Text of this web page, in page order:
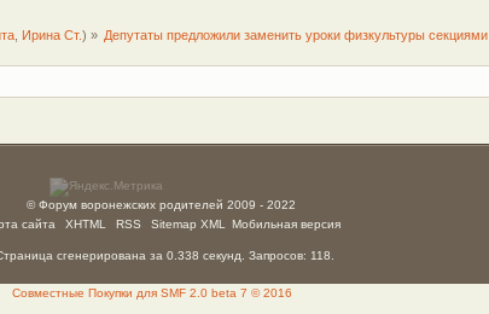
, Ирина Ст.) » Депутаты предложили заменить уроки физкультуры секциями
© Форум воронежских родителей 2009 - 2022
сайта
XHTML RSS Sitemap XML Мобильная версия
сгенерирована за 0.338 секунд. Запросов: 118.
Совместные Покупки для SMF 2.0 beta 7 © 2016